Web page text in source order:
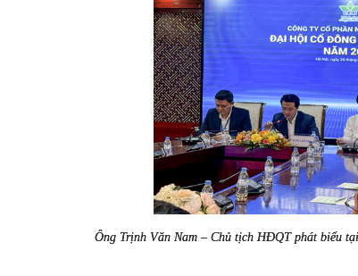
Ông Trịnh Văn Nam – Chủ tịch HĐQT phát biểu